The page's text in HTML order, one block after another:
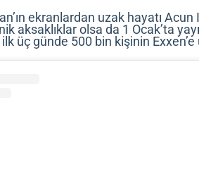
ekranlardan uzak hayatı Acun
aksaklıklar olsa da 1 Ocak’ta
ilk üç günde 500 bin kişinin